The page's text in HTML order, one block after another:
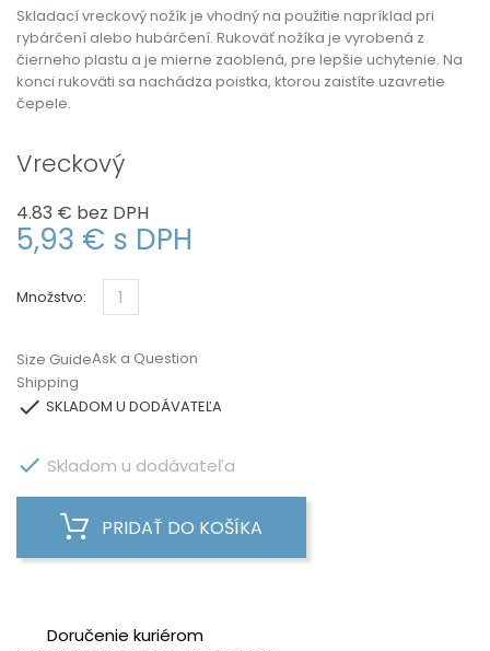
Skladací vreckový nožík je vhodný na použitie napríklad pri
rybárčení alebo hubárčení. Rukoväť nožíka je vyrobená z
čierneho plastu a je mierne zaoblená, pre lepšie uchytenie. Na
konci rukoväti sa nachádza poistka, ktorou zaistíte uzavretie
čepele.
Vreckový
4.83 € bez DPH
5,93 € s DPH
Množstvo:
Size Guide
Shipping
Ask a Question
 SKLADOM U DODÁVATEĽA
 Skladom u dodávateľa
PRIDAŤ DO KOŠÍKA
Doručenie kuriérom